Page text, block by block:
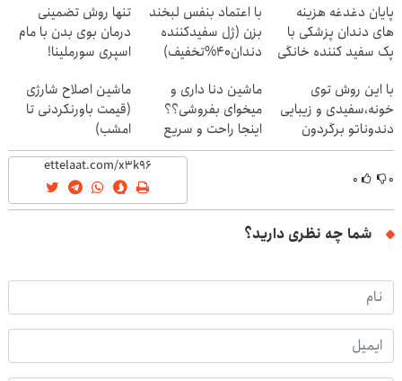
پایان دغدغه هزینه
های دندان پزشکی با
پک سفید کننده خانگی
با اعتماد بنفس لبخند
بزن (ژل سفیدکننده
دندان40%تخفیف)
تنها روش تضمینی
درمان بوی بدن با مام
اسپری سورملینا!
با این روش توی
خونه،سفیدی و زیبایی
دندوناتو برگردون
(40%off)
ماشین دنا داری و
میخوای بفروشی؟؟
اینجا راحت و سریع
بفروش
ماشین اصلاح شارژی
(قیمت باورنکردنی تا
امشب)
۰ ۰
شما چه نظری دارید؟